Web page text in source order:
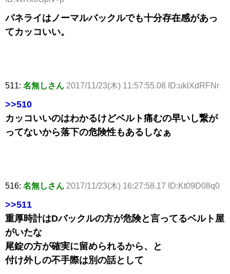
パネライはノーマルバックルでも十分存在感があっ
てカッコいい。
511: 名無しさん 2017/11/23(木) 11:57:55.08 ID:uklXdRFNr
>>510
カッコいいのはわかるけどベルト痛むの早いし繋が
ってないから落下の危険性もあるしなぁ
516: 名無しさん 2017/11/23(木) 16:27:58.17 ID:Kt09D08q0
>>511
重厚時計はDバックルの方が危険と言ってるベルト屋
がいたな
尾錠の方が確実に留められるから、と
付け外しの不手際は別の話として